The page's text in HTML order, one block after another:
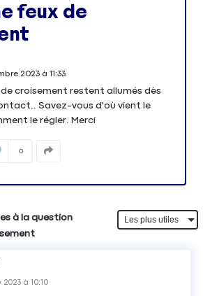
feux de
2023à 11:33
de croisement restent allumés dès
Savez-vous d'où vient le
le régler. Merci
0
à la question
2023 à10:10